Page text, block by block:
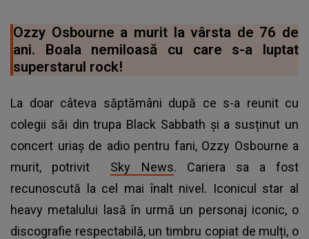
Ozzy Osbourne a murit la vârsta de 76 de
ani. Boala nemiloasă cu care s-a luptat
superstarul rock!
La doar câteva săptămâni după ce s-a reunit cu
colegii săi din trupa Black Sabbath și a susținut un
concert uriaș de adio pentru fani, Ozzy Osbourne a
murit, potrivit Sky News. Cariera sa a fost
recunoscută la cel mai înalt nivel. Iconicul star al
heavy metalului lasă în urmă un personaj iconic, o
discografie respectabilă, un timbru copiat de mulți, o